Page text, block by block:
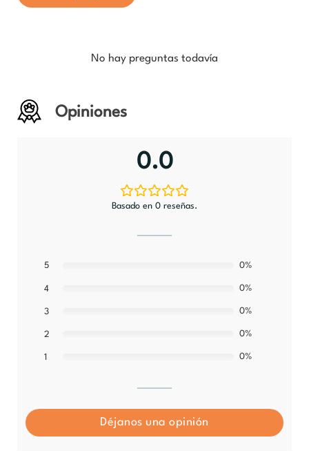
No hay preguntas todavía
Opiniones
0.0
Basado en 0 reseñas.
5 0%
4 0%
3 0%
2 0%
1 0%
Déjanos una opinión